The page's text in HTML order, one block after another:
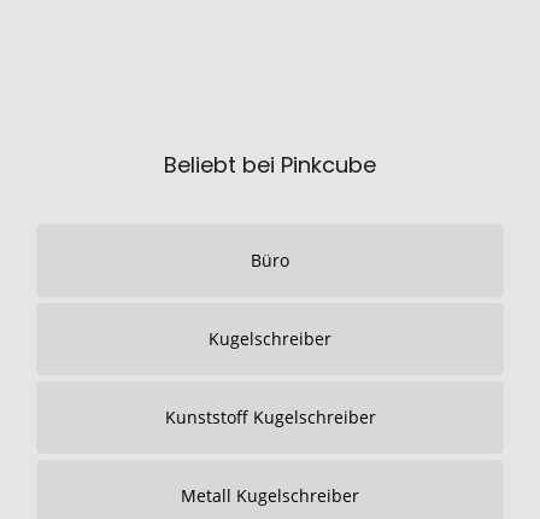
Beliebt bei Pinkcube
Büro
Kugelschreiber
Kunststoff Kugelschreiber
Metall Kugelschreiber